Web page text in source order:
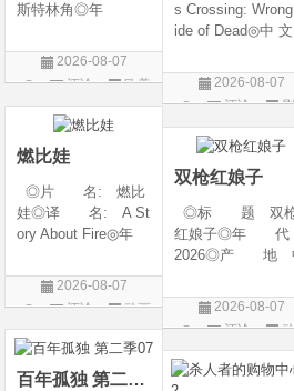
斯特林角◎年
地: 美国◎类
别: 剧情◎语
期: 2026-08-05(美
国)◎IMDb评分: 6
2026-08-07
评论
欧美
剧
s Crossing:
ide of Dead◎中 文
死亡的反面◎
代: 2026◎产
别: 剧情 / 悬疑 /
悚 / 犯罪◎语
2026-08-07
评论
片
燃比娃
◎片 名: 燃比
娃◎译 名: A St
ory About Fire◎年
地: 中国大陆◎
类 别: 动画 / 奇
汉语普通话◎上映
日期: 202
2026-08-07
评论
动画
片
双枪红娘子
◎标 题 双
红娘子◎年
2026◎产 地
剧情 / 动作 / 战
上映日期 2026-08-
链接 https://
douban.com/s
2026-08-07
评论
片
百年孤独 第二季07